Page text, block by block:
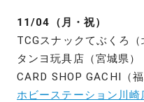
11/04（月・祝）
TCGスナックてぶくろ（
タンヨ玩具店（宮城県）
CARD SHOP GACHI（福
ホビーステーション川崎